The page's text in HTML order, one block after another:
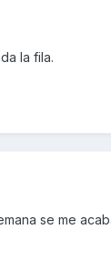
la fila.
se me